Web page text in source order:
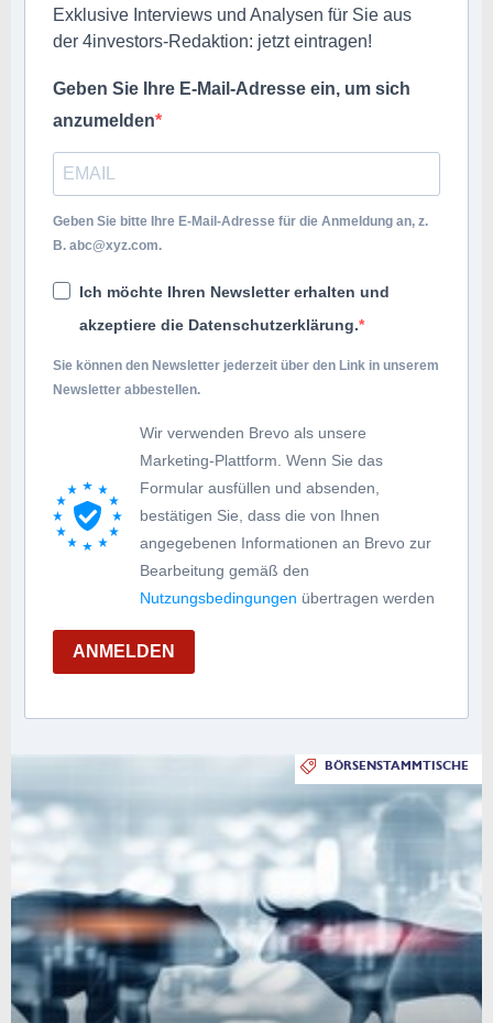
Exklusive Interviews und Analysen für Sie aus
der 4investors-Redaktion: jetzt eintragen!
Geben Sie Ihre E-Mail-Adresse ein, um sich
anzumelden
Geben Sie bitte Ihre E-Mail-Adresse für die Anmeldung an, z.
B. abc@xyz.com.
Ich möchte Ihren Newsletter erhalten und
akzeptiere die Datenschutzerklärung.
Sie können den Newsletter jederzeit über den Link in unserem
Newsletter abbestellen.
Wir verwenden Brevo als unsere
Marketing-Plattform. Wenn Sie das
Formular ausfüllen und absenden,
bestätigen Sie, dass die von Ihnen
angegebenen Informationen an Brevo zur
Bearbeitung gemäß den
Nutzungsbedingungen übertragen werden
ANMELDEN
BÖRSENSTAMMTISCHE